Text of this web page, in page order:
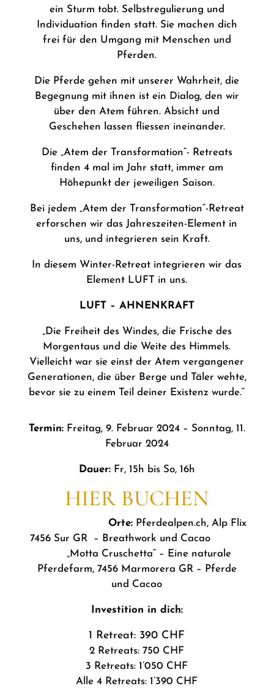
ein Sturm tobt. Selbstregulierung und
Individuation finden statt. Sie machen dich
frei für den Umgang mit Menschen und
Pferden.
Die Pferde gehen mit unserer Wahrheit, die
Begegnung mit ihnen ist ein Dialog, den wir
über den Atem führen. Absicht und
Geschehen lassen fliessen ineinander.
Die „Atem der Transformation“- Retreats
finden 4 mal im Jahr statt, immer am
Höhepunkt der jeweiligen Saison.
Bei jedem „Atem der Transformation“-Retreat
erforschen wir das Jahreszeiten-Element in
uns, und integrieren sein Kraft.
In diesem Winter-Retreat integrieren wir das
Element LUFT in uns.
LUFT – AHNENKRAFT
„Die Freiheit des Windes, die Frische des
Morgentaus und die Weite des Himmels.
Vielleicht war sie einst der Atem vergangener
Generationen, die über Berge und Täler wehte,
bevor sie zu einem Teil deiner Existenz wurde.“
Termin:Freitag, 9. Februar 2024 – Sonntag, 11.
Februar 2024
Dauer:Fr, 15h bis So, 16h
HIER BUCHEN
Orte:Pferdealpen.ch, Alp Flix
7456 Sur GR – Breathwork und Cacao
„Motta Cruschetta“ – Eine naturale
Pferdefarm, 7456 Marmorera GR – Pferde
und Cacao
Investition in dich:
1 Retreat: 390 CHF
2 Retreats: 750 CHF
3 Retreats: 1’050 CHF
Alle 4 Retreats: 1’390 CHF